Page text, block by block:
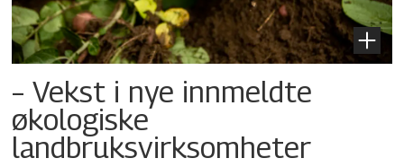
– Vekst i nye innmeldte
økologiske
landbruksvirksomheter